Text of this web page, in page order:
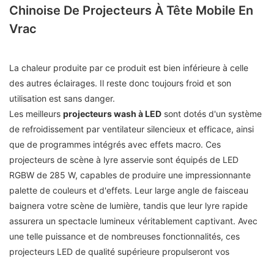
Chinoise De Projecteurs À Tête Mobile En
Vrac
La chaleur produite par ce produit est bien inférieure à celle
des autres éclairages. Il reste donc toujours froid et son
utilisation est sans danger.
Les meilleurs projecteurs wash à LED sont dotés d'un système
de refroidissement par ventilateur silencieux et efficace, ainsi
que de programmes intégrés avec effets macro. Ces
projecteurs de scène à lyre asservie sont équipés de LED
RGBW de 285 W, capables de produire une impressionnante
palette de couleurs et d'effets. Leur large angle de faisceau
baignera votre scène de lumière, tandis que leur lyre rapide
assurera un spectacle lumineux véritablement captivant. Avec
une telle puissance et de nombreuses fonctionnalités, ces
projecteurs LED de qualité supérieure propulseront vos